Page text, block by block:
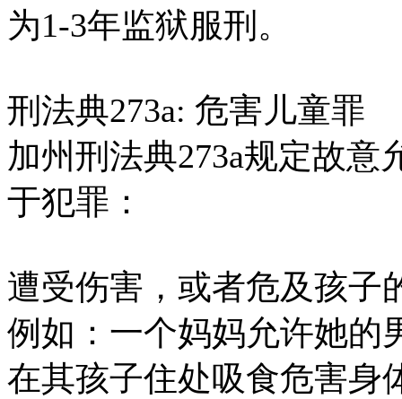
为1-3年监狱服刑。
刑法典273a: 危害儿童罪
加州刑法典273a规定故
于犯罪：
遭受伤害，或者危及孩子
例如：一个妈妈允许她的
在其孩子住处吸食危害身